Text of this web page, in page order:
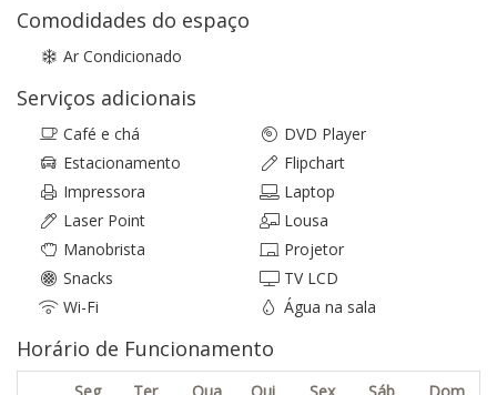
Comodidades do espaço
Ar Condicionado
Serviços adicionais
Café e chá
DVD Player
Estacionamento
Flipchart
Impressora
Laptop
Laser Point
Lousa
Manobrista
Projetor
Snacks
TV LCD
Wi-Fi
Água na sala
Horário de Funcionamento